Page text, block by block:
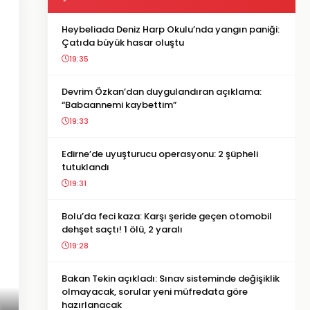
Heybeliada Deniz Harp Okulu’nda yangın paniği:
Çatıda büyük hasar oluştu
19:35
Devrim Özkan’dan duygulandıran açıklama:
“Babaannemi kaybettim”
19:33
Edirne’de uyuşturucu operasyonu: 2 şüpheli
tutuklandı
19:31
Bolu’da feci kaza: Karşı şeride geçen otomobil
dehşet saçtı! 1 ölü, 2 yaralı
19:28
Bakan Tekin açıkladı: Sınav sisteminde değişiklik
olmayacak, sorular yeni müfredata göre
hazırlanacak